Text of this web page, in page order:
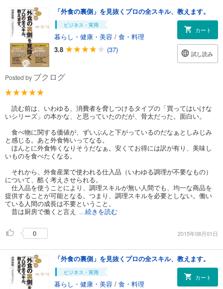
「外食の裏側」を見抜くプロの全スキル、教えます。
ビジネス・実用
暮らし・健康・美容 / 食・料理
3.8
(37)
カート
試し読み
Posted by ブクログ
読む前は、いわゆる、消費者を脅しつけるタイプの「買ってはいけな
いシリーズ」の本かな、と思っていたのだが、骨太だった。面白い。
食べ物に関する価値が、ずいぶんと下がっているのだなぁとしみじみ
と感じる。あと外食怖いってなる。
ほんとに外食怖くなりそうだなぁ。安くてお得には訳が有り、美味し
いものを食べたくなる。
それから、外食産業で使われる仕入品（いわゆる調理が不要なもの）
について、酷く考えさせられる。
仕入品を使うことにより、調理スキルが無い人間でも、均一な商品を
提供することが可能となる。つまり、調理スキルを必要としない。働い
ている人間の成長は不要ということ。
昔は厨房で働くと言え
...続きを読む
0 2015年08月01日
「外食の裏側」を見抜くプロの全スキル、教えます。
ビジネス・実用
暮らし・健康・美容 / 食・料理
カート